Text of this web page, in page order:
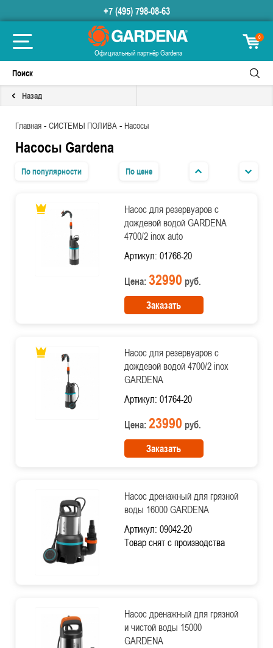
+7 (495) 798-08-63
Официальный партнёр Gardena
0
Назад
Главная - СИСТЕМЫ ПОЛИВА - Насосы
Насосы Gardena
По популярности По цене
Насос для резервуаров с
дождевой водой GARDENA
4700/2 inox auto
Артикул: 01766-20
Цена: 32990 руб.
Заказать
Насос для резервуаров с
дождевой водой 4700/2 inox
GARDENA
Артикул: 01764-20
Цена: 23990 руб.
Заказать
Насос дренажный для грязной
воды 16000 GARDENA
Артикул: 09042-20
Товар снят с производства
Насос дренажный для грязной
и чистой воды 15000
GARDENA